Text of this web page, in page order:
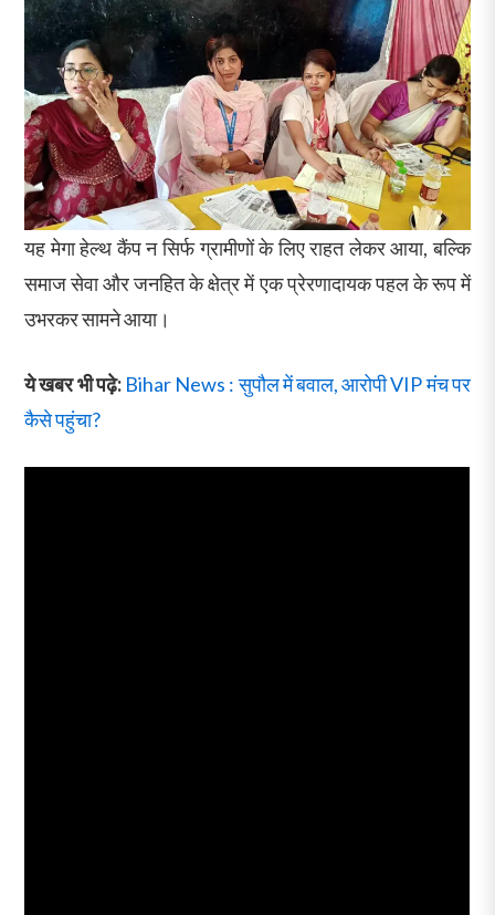
यह मेगा हेल्थ कैंप न सिर्फ ग्रामीणों के लिए राहत लेकर आया, बल्कि
समाज सेवा और जनहित के क्षेत्र में एक प्रेरणादायक पहल के रूप में
उभरकर सामने आया।
ये खबर भी पढ़े: Bihar News : सुपौल में बवाल, आरोपी VIP मंच पर
कैसे पहुंचा?